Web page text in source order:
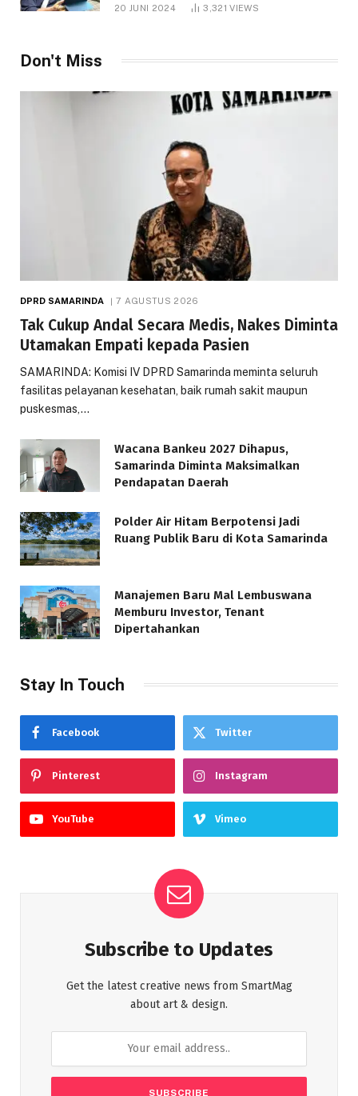
20 JUNI 2024 3,321VIEWS
Don't Miss
DPRD SAMARINDA 7 AGUSTUS 2026
Tak Cukup Andal Secara Medis, Nakes Diminta
Utamakan Empati kepada Pasien
SAMARINDA: Komisi IV DPRD Samarinda meminta seluruh
fasilitas pelayanan kesehatan, baik rumah sakit maupun
puskesmas,…
Wacana Bankeu 2027 Dihapus,
Samarinda Diminta Maksimalkan
Pendapatan Daerah
Polder Air Hitam Berpotensi Jadi
Ruang Publik Baru di Kota Samarinda
Manajemen Baru Mal Lembuswana
Memburu Investor, Tenant
Dipertahankan
Stay In Touch
Facebook Twitter
Pinterest Instagram
YouTube Vimeo
Subscribe to Updates
Get the latest creative news from SmartMag
about art & design.